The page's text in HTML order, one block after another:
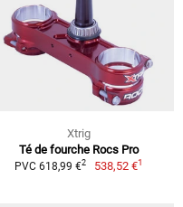
Xtrig
Té de fourche Rocs Pro
PVC 618,99 €2 538,52 €1